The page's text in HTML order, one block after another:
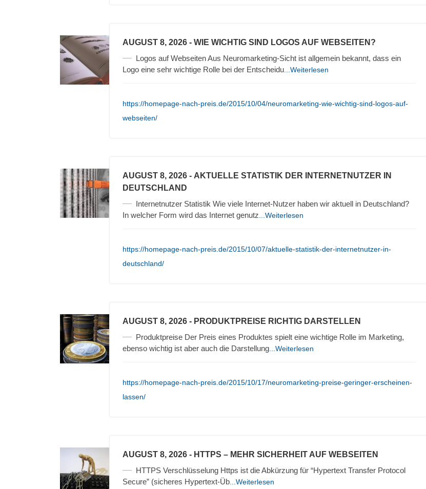
AUGUST 8, 2026 - WIE WICHTIG SIND LOGOS AUF WEBSEITEN?
Logos auf Webseiten Aus Neuromarketing-Sicht ist allgemein bekannt, dass ein
Logo eine sehr wichtige Rolle bei der Entscheidu ...Weiterlesen
https://homepage-nach-preis.de/2015/10/04/neuromarketing-wie-wichtig-sind-logos-auf-
webseiten/
AUGUST 8, 2026 - AKTUELLE STATISTIK DER INTERNETNUTZER IN
DEUTSCHLAND
Internetnutzer Statistik Wie viele Internet-Nutzer haben wir aktuell in Deutschland?
In welcher Form wird das Internet genutz ...Weiterlesen
https://homepage-nach-preis.de/2015/10/07/aktuelle-statistik-der-internetnutzer-in-
deutschland/
AUGUST 8, 2026 - PRODUKTPREISE RICHTIG DARSTELLEN
Produktpreise Der Preis eines Produktes spielt eine wichtige Rolle im Marketing,
ebenso wichtig ist aber auch die Darstellung ...Weiterlesen
https://homepage-nach-preis.de/2015/10/17/neuromarketing-preise-geringer-erscheinen-
lassen/
AUGUST 8, 2026 - HTTPS – MEHR SICHERHEIT AUF WEBSEITEN
HTTPS Verschlüsselung Https ist die Abkürzung für “Hypertext Transfer Protocol
Secure” (sicheres Hypertext-Üb ...Weiterlesen